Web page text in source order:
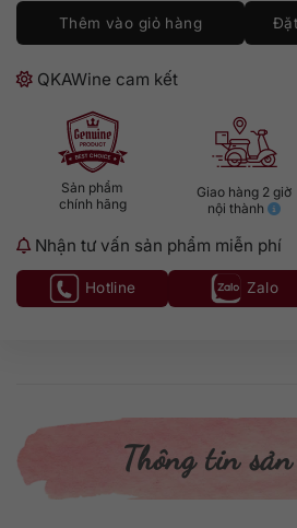
Thêm vào giỏ hàng
QKAWine cam kết
Sản phẩm
chính hãng
Giao hàng 2 giờ
nội thành
Nhận tư vấn sản phẩm miễn phí
Hotline Zalo
Thông tin